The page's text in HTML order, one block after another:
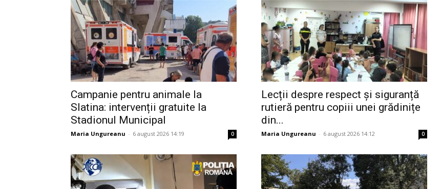
Campanie pentru animale la
Slatina: intervenții gratuite la
Stadionul Municipal
Maria Ungureanu - 6 august 2026 14:19 0
Lecții despre respect și siguranță
rutieră pentru copiii unei grădinițe
din...
Maria Ungureanu - 6 august 2026 14:12 0